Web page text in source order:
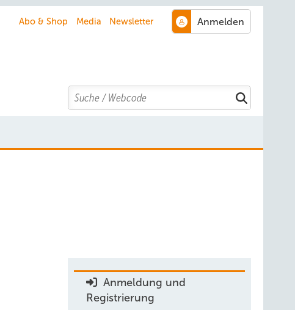
Abo & Shop Media Newsletter
Search
Anmeldung und
Registrierung